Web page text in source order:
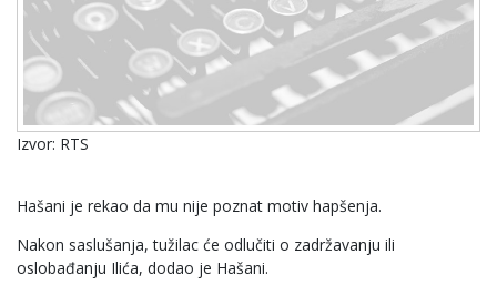
Izvor: RTS
Hašani je rekao da mu nije poznat motiv hapšenja.
Nakon saslušanja, tužilac će odlučiti o zadržavanju ili
oslobađanju Ilića, dodao je Hašani.